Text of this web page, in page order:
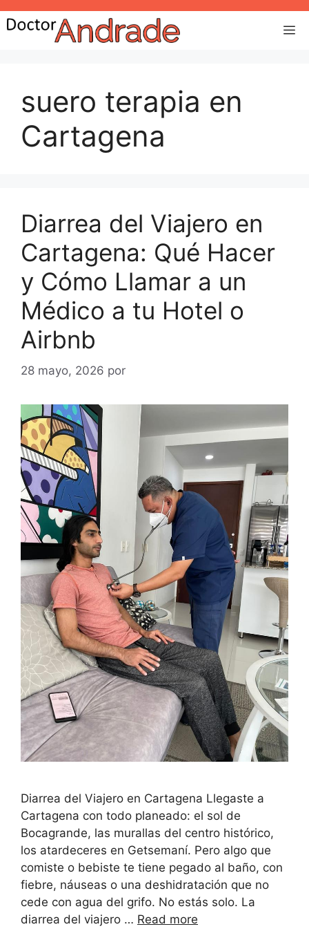
suero terapia en
Cartagena
Diarrea del Viajero en
Cartagena: Qué Hacer
y Cómo Llamar a un
Médico a tu Hotel o
Airbnb
28 mayo, 2026 por
Diarrea del Viajero en Cartagena Llegaste a
Cartagena con todo planeado: el sol de
Bocagrande, las murallas del centro histórico,
los atardeceres en Getsemaní. Pero algo que
comiste o bebiste te tiene pegado al baño, con
fiebre, náuseas o una deshidratación que no
cede con agua del grifo. No estás solo. La
diarrea del viajero … Read more